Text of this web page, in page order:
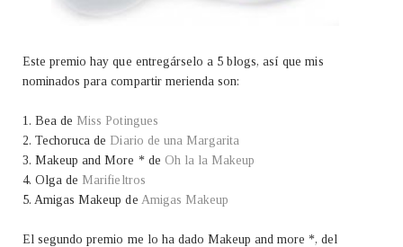
Este premio hay que entregárselo a 5 blogs, así que mis
nominados para compartir merienda son:
1. Bea de Miss Potingues
2. Techoruca de Diario de una Margarita
3. Makeup and More * de Oh la la Makeup
4. Olga de Marifieltros
5. Amigas Makeup de Amigas Makeup
El segundo premio me lo ha dado Makeup and more *, del